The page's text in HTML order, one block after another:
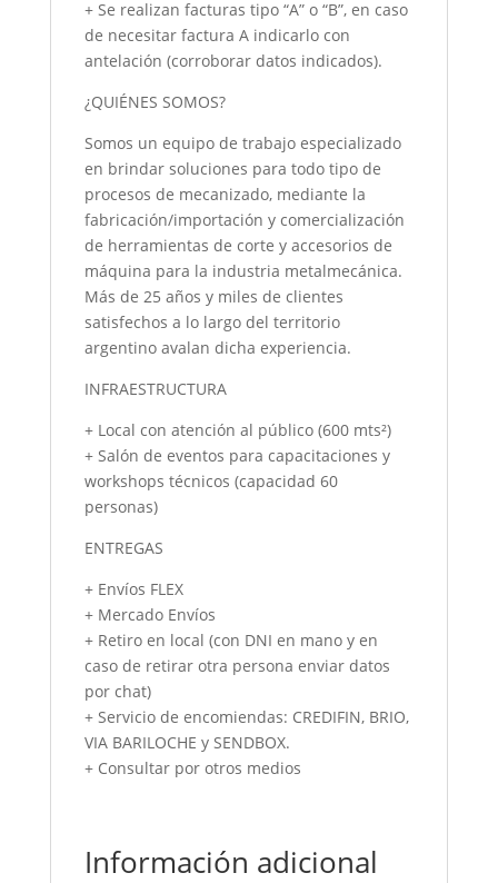
+ Se realizan facturas tipo “A” o “B”, en caso
de necesitar factura A indicarlo con
antelación (corroborar datos indicados).
¿QUIÉNES SOMOS?
Somos un equipo de trabajo especializado
en brindar soluciones para todo tipo de
procesos de mecanizado, mediante la
fabricación/importación y comercialización
de herramientas de corte y accesorios de
máquina para la industria metalmecánica.
Más de 25 años y miles de clientes
satisfechos a lo largo del territorio
argentino avalan dicha experiencia.
INFRAESTRUCTURA
+ Local con atención al público (600 mts²)
+ Salón de eventos para capacitaciones y
workshops técnicos (capacidad 60
personas)
ENTREGAS
+ Envíos FLEX
+ Mercado Envíos
+ Retiro en local (con DNI en mano y en
caso de retirar otra persona enviar datos
por chat)
+ Servicio de encomiendas: CREDIFIN, BRIO,
VIA BARILOCHE y SENDBOX.
+ Consultar por otros medios
Información adicional